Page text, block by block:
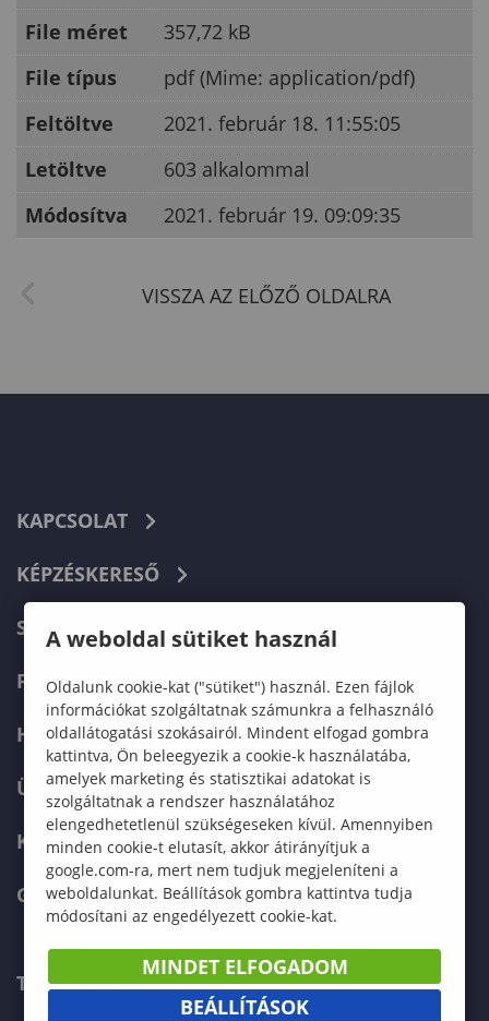
File méret
357,72 kB
File típus
pdf (Mime: application/pdf)
Feltöltve
2021. február 18. 11:55:05
Letöltve
603 alkalommal
Módosítva
2021. február 19. 09:09:35
KAPCSOLAT
KÉPZÉSKERESŐ
SZERVEZETI FELÉPÍTÉS
FELVÉTELIZŐKNEK
HALLGATÓKNAK
ÜZLETI PARTNEREKNEK
KARRIER
GREEN UNIVERSITY
TELEFONKÖNYV
A weboldal sütiket használ
Oldalunk cookie-kat ("sütiket") használ. Ezen fájlok
információkat szolgáltatnak számunkra a felhasználó
oldallátogatási szokásairól. Mindent elfogad gombra
kattintva, Ön beleegyezik a cookie-k használatába,
amelyek marketing és statisztikai adatokat is
szolgáltatnak a rendszer használatához
elengedhetetlenül szükségeseken kívül. Amennyiben
minden cookie-t elutasít, akkor átirányítjuk a
google.com-ra, mert nem tudjuk megjeleníteni a
weboldalunkat. Beállítások gombra kattintva tudja
módosítani az engedélyezett cookie-kat.
MINDET ELFOGADOM
BEÁLLÍTÁSOK